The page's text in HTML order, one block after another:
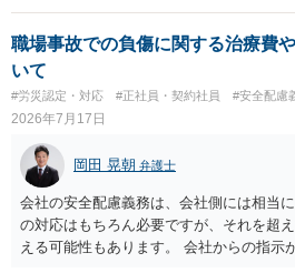
職場事故での負傷に関する治療費
いて
#労災認定・対応 #正社員・契約社員 #安全配慮
2026年7月17日
岡田 晃朝 弁護士
会社の安全配慮義務は、会社側には相当
の対応はもちろん必要ですが、それを超
える可能性もあります。 会社からの指示